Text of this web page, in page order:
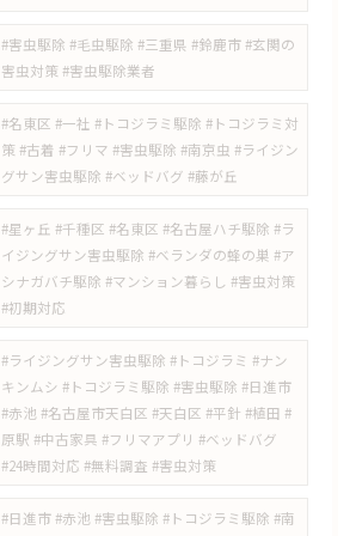
#害虫駆除 #毛虫駆除 #三重県 #鈴鹿市 #玄関の
害虫対策 #害虫駆除業者
#名東区 #一社 #トコジラミ駆除 #トコジラミ対
策 #古着 #フリマ #害虫駆除 #南京虫 #ライジン
グサン害虫駆除 #ベッドバグ #藤が丘
#星ヶ丘 #千種区 #名東区 #名古屋ハチ駆除 #ラ
イジングサン害虫駆除 #ベランダの蜂の巣 #ア
シナガバチ駆除 #マンション暮らし #害虫対策
#初期対応
#ライジングサン害虫駆除 #トコジラミ #ナン
キンムシ #トコジラミ駆除 #害虫駆除 #日進市
#赤池 #名古屋市天白区 #天白区 #平針 #植田 #
原駅 #中古家具 #フリマアプリ #ベッドバグ
#24時間対応 #無料調査 #害虫対策
​#日進市 #赤池 #害虫駆除 #トコジラミ駆除 #南